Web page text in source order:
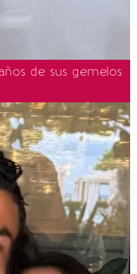
de sus gemelos